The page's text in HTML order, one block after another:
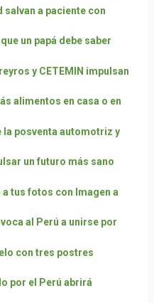
salvan a paciente con
un papá debe saber
y CETEMIN impulsan
alimentos en casa o en
posventa automotriz y
un futuro más sano
tus fotos con Imagen a
al Perú a unirse por
con tres postres
por el Perú abrirá